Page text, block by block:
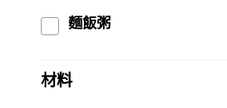
麵飯粥
材料